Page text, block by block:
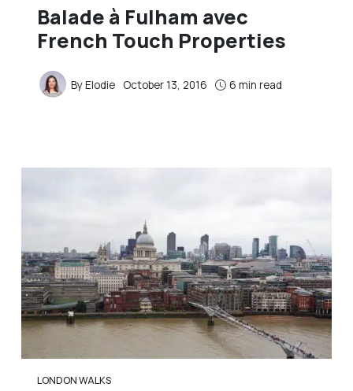
Balade à Fulham avec
French Touch Properties
ByElodie October 13, 2016 6 min read
LONDON WALKS